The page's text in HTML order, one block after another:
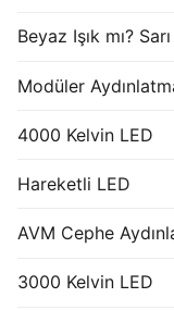
Beyaz Işık mı? Sarı
Modüler
4000 Kelvin LED
Hareketli LED
AVM Cephe
3000 Kelvin LED